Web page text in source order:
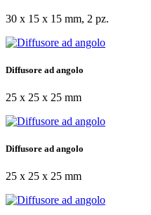
30 x 15 x 15 mm, 2 pz.
Diffusore ad angolo
25 x 25 x 25 mm
Diffusore ad angolo
25 x 25 x 25 mm